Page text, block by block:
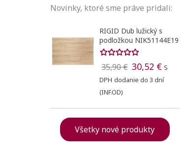
Novinky, ktoré sme práve pridali:
RIGID Dub lužický s
podložkou NIK51144E19
35,90 € 30,52 € S
DPH dodanie do 3 dní
(INF.OD)
Všetky nové produkty